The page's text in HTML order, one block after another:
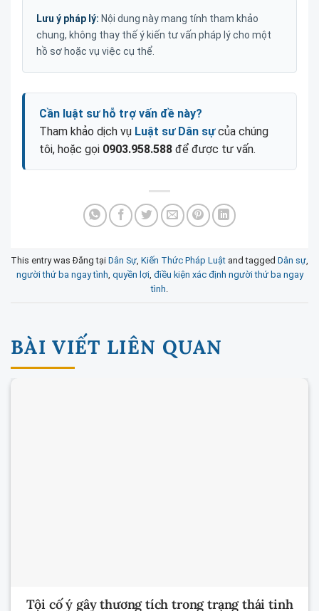
Lưu ý pháp lý: Nội dung này mang tính tham khảo
chung, không thay thế ý kiến tư vấn pháp lý cho một
hồ sơ hoặc vụ việc cụ thể.
Cần luật sư hỗ trợ vấn đề này?
Tham khảo dịch vụ Luật sư Dân sựcủa chúng
tôi, hoặc gọi 0903.958.588 để được tư vấn.
This entry was Đăng tại Dân Sự, Kiến Thức Pháp Luật and tagged Dân sự,
người thứ ba ngay tình, quyền lợi, điều kiện xác định người thứ ba ngay
tình.
BÀI VIẾT LIÊN QUAN
Tội cố ý gây thương tích trong trạng thái tinh